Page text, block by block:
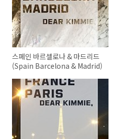
스페인 바르셀로나 & 마드리드
(Spain Barcelona & Madrid)